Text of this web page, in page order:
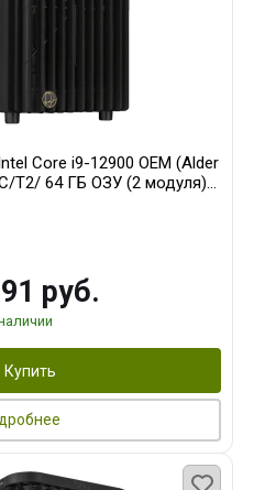
Core i9-12900 OEM (Alder
T2/ 64 ГБ ОЗУ (2 модуля)/
16GB GDDR7 256bit 3xDP
руб.
Купить